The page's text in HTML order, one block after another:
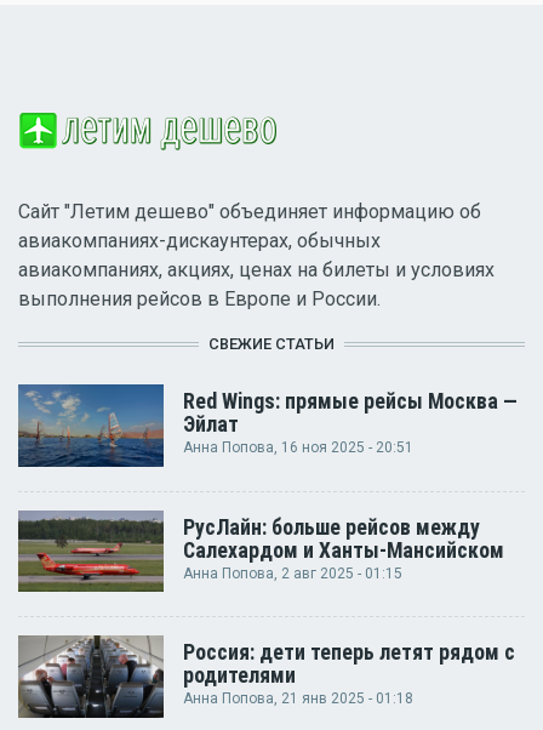
Сайт "Летим дешево" объединяет информацию об
авиакомпаниях-дискаунтерах, обычных
авиакомпаниях, акциях, ценах на билеты и условиях
выполнения рейсов в Европе и России.
СВЕЖИЕ СТАТЬИ
Red Wings: прямые рейсы Москва —
Эйлат
Анна Попова, 16 ноя 2025 - 20:51
РусЛайн: больше рейсов между
Салехардом и Ханты-Мансийском
Анна Попова , 2 авг 2025 - 01:15
Россия: дети теперь летят рядом с
родителями
Анна Попова, 21 янв 2025 - 01:18